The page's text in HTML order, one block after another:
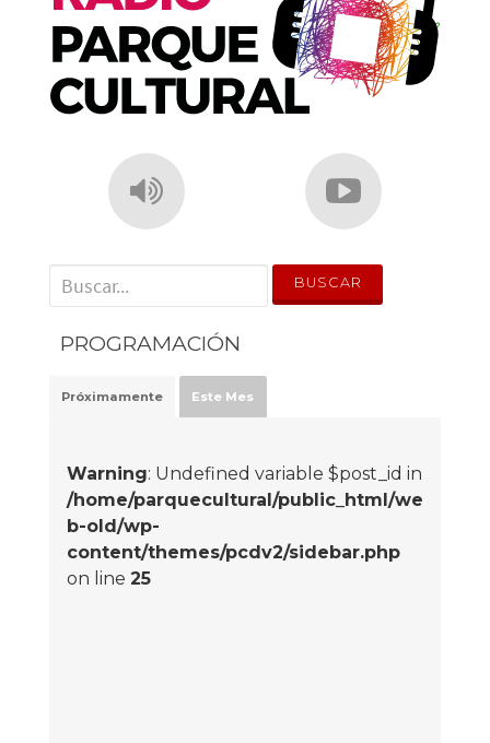
' . __('Search for:') . '
PROGRAMACIÓN
Próximamente Este Mes
Warning: Undefined variable $post_id in
/home/parquecultural/public_html/we
b-old/wp-
content/themes/pcdv2/sidebar.php
on line 25